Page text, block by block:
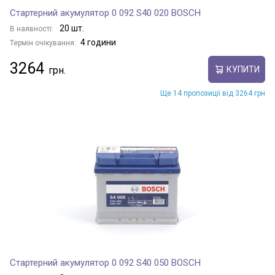
Стартерний акумулятор 0 092 S40 020 BOSCH
В наявності: 20 шт.
Термін очікування: 4 години
3264 КУПИТИ
Ще 14 пропозиції від 3264 грн
Стартерний акумулятор 0 092 S40 050 BOSCH